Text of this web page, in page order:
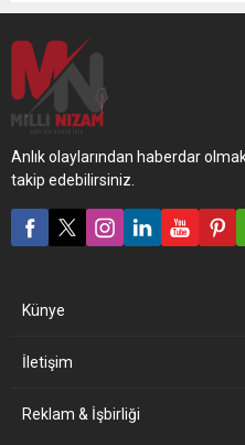
Anlık olaylarından haberdar
takip edebilirsiniz.
Künye
İletişim
Reklam & İşbirliği